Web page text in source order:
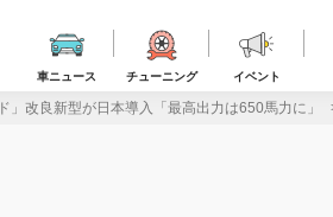
車ニュース チューニング イベント
改良新型が日本導入「最高出力は650馬力に」